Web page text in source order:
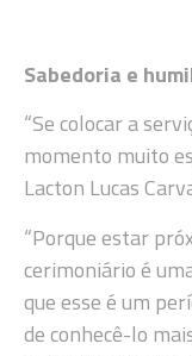
Sabedoria e
“Se colocar a
momento muito
Lacton Lucas
“Porque estar
cerimoniário é
que esse é um
de conhecê-lo